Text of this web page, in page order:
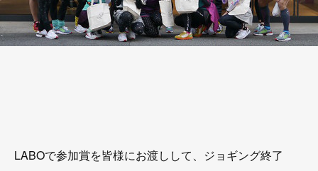
LABOで参加賞を皆様にお渡しして、ジョギング終了